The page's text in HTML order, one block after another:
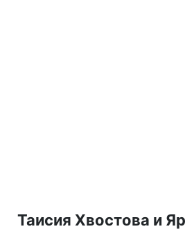
Таисия Хвостова и